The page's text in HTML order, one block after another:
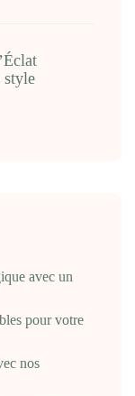
style
avec un
pour votre
nos